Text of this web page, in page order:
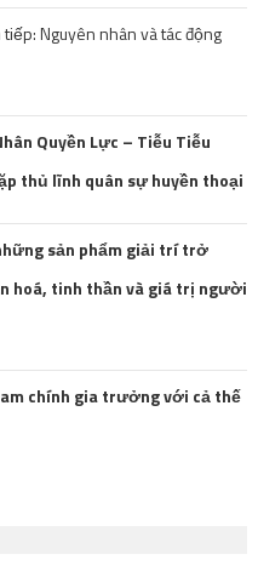
Nguyên nhân và tác động
Quyền Lực – Tiễu Tiễu
thủ lĩnh quân sự huyền thoại
sản phẩm giải trí trở
hoá, tinh thần và giá trị người
chính gia trưởng với cả thế